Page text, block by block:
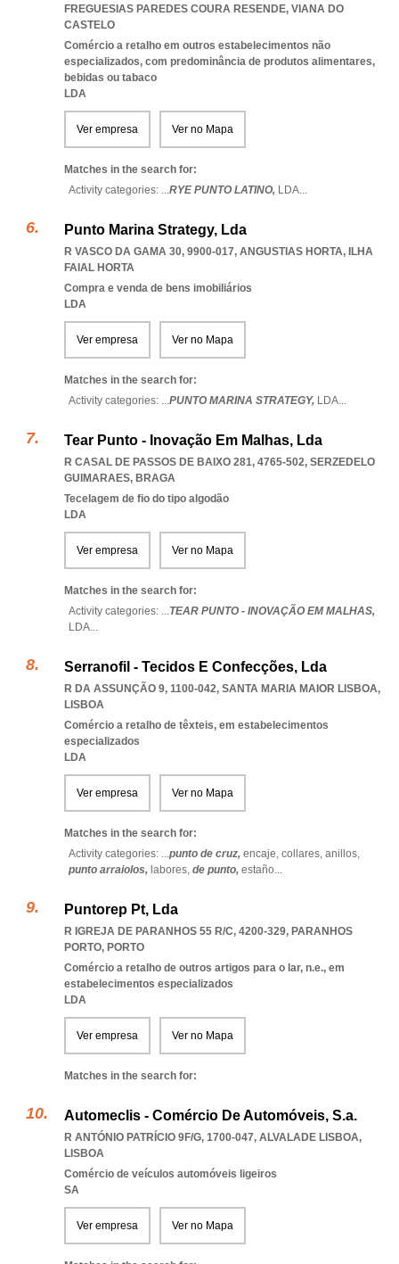
FREGUESIAS PAREDES COURA RESENDE, VIANA DO
CASTELO
Comércio a retalho em outros estabelecimentos não
especializados, com predominância de produtos alimentares,
bebidas ou tabaco
LDA
Ver empresa Ver no Mapa
Matches in the search for:
Activity categories: ...RYE PUNTO LATINO, LDA...
Punto Marina Strategy, Lda
R VASCO DA GAMA 30, 9900-017, ANGUSTIAS HORTA, ILHA
FAIAL HORTA
Compra e venda de bens imobiliários
LDA
Ver empresa Ver no Mapa
Matches in the search for:
Activity categories: ...PUNTO MARINA STRATEGY, LDA...
Tear Punto - Inovação Em Malhas, Lda
R CASAL DE PASSOS DE BAIXO 281, 4765-502, SERZEDELO
GUIMARAES, BRAGA
Tecelagem de fio do tipo algodão
LDA
Ver empresa Ver no Mapa
Matches in the search for:
Activity categories: ...TEAR PUNTO - INOVAÇÃO EM MALHAS,
LDA...
Serranofil - Tecidos E Confecções, Lda
R DA ASSUNÇÃO 9, 1100-042, SANTA MARIA MAIOR LISBOA,
LISBOA
Comércio a retalho de têxteis, em estabelecimentos
especializados
LDA
Ver empresa Ver no Mapa
Matches in the search for:
Activity categories: ...punto de cruz, encaje, collares, anillos,
punto arraiolos, labores, de punto, estaño...
Puntorep Pt, Lda
R IGREJA DE PARANHOS 55 R/C, 4200-329, PARANHOS
PORTO, PORTO
Comércio a retalho de outros artigos para o lar, n.e., em
estabelecimentos especializados
LDA
Ver empresa Ver no Mapa
Matches in the search for:
Automeclis - Comércio De Automóveis, S.a.
R ANTÓNIO PATRÍCIO 9F/G, 1700-047, ALVALADE LISBOA,
LISBOA
Comércio de veículos automóveis ligeiros
SA
Ver empresa Ver no Mapa